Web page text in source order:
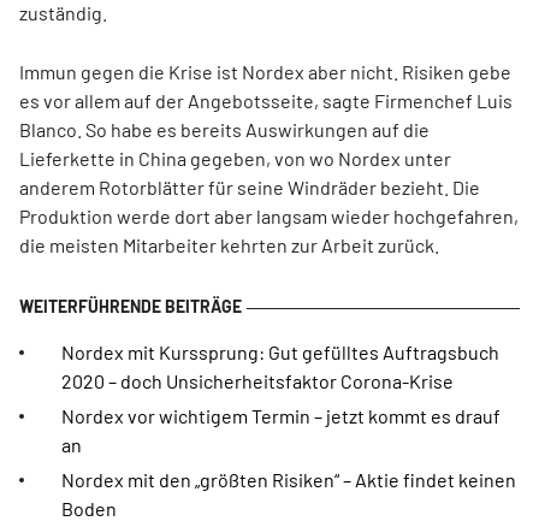
zuständig.
Immun gegen die Krise ist Nordex aber nicht. Risiken gebe
es vor allem auf der Angebotsseite, sagte Firmenchef Luis
Blanco. So habe es bereits Auswirkungen auf die
Lieferkette in China gegeben, von wo Nordex unter
anderem Rotorblätter für seine Windräder bezieht. Die
Produktion werde dort aber langsam wieder hochgefahren,
die meisten Mitarbeiter kehrten zur Arbeit zurück.
Nordex mit Kurssprung: Gut gefülltes Auftragsbuch
2020 – doch Unsicherheitsfaktor Corona-Krise
Nordex vor wichtigem Termin – jetzt kommt es drauf
an
Nordex mit den „größten Risiken“ – Aktie findet keinen
Boden